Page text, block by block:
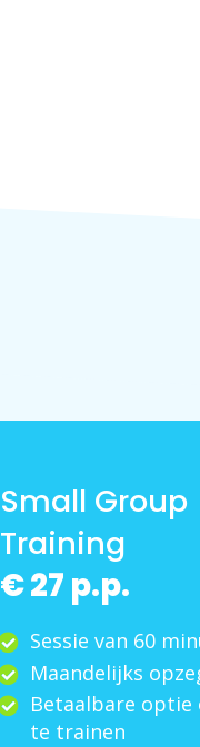
Small Group
Training
€ 27 p.p.
Sessie van 60
Maandelijks
Betaalbare optie
te trainen